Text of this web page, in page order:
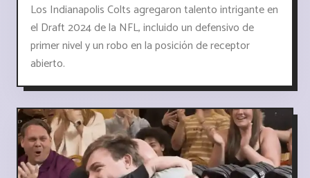
Los Indianapolis Colts agregaron talento intrigante en
el Draft 2024 de la NFL, incluido un defensivo de
primer nivel y un robo en la posición de receptor
abierto.